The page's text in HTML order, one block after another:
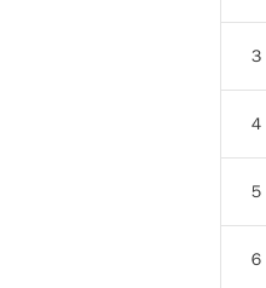
３
４
５
６